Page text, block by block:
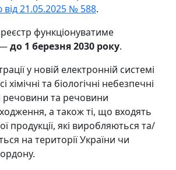
21.05.2025 № 588.
функціонуватиме
до 1 березня 2030 року.
у новій електронній системі
хімічні та біологічні небезпечні
речовини та речовини
а також ті, що входять
продукції, які виробляються та/
на території України чи